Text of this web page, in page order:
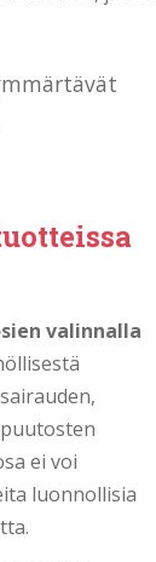
valinnalla
ei voi
luonnollisia